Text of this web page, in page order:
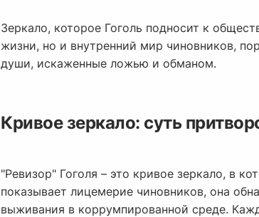
Зеркало, которое Гоголь подносит к
жизни, но и внутренний мир чиновников,
души, искаженные ложью и обманом.
Кривое зеркало: суть
"Ревизор" Гоголя – это кривое зеркало, в
показывает лицемерие чиновников, она
выживания в коррумпированной среде.